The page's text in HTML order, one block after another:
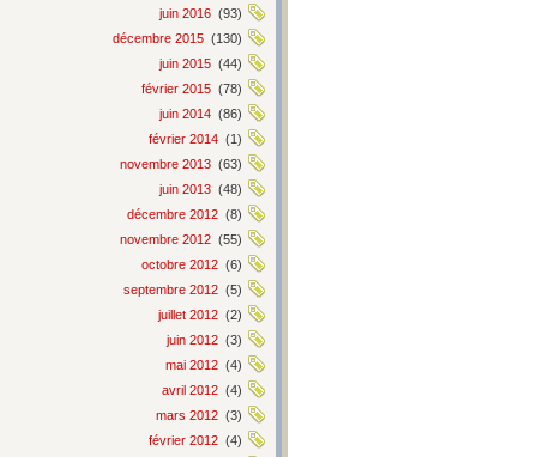
juin 2016 (93)
décembre 2015 (130)
juin 2015 (44)
février 2015 (78)
juin 2014 (86)
février 2014 (1)
novembre 2013 (63)
juin 2013 (48)
décembre 2012 (8)
novembre 2012 (55)
octobre 2012 (6)
septembre 2012 (5)
juillet 2012 (2)
juin 2012 (3)
mai 2012 (4)
avril 2012 (4)
mars 2012 (3)
février 2012 (4)